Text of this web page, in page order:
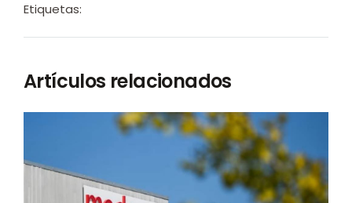
Etiquetas:
Artículos relacionados